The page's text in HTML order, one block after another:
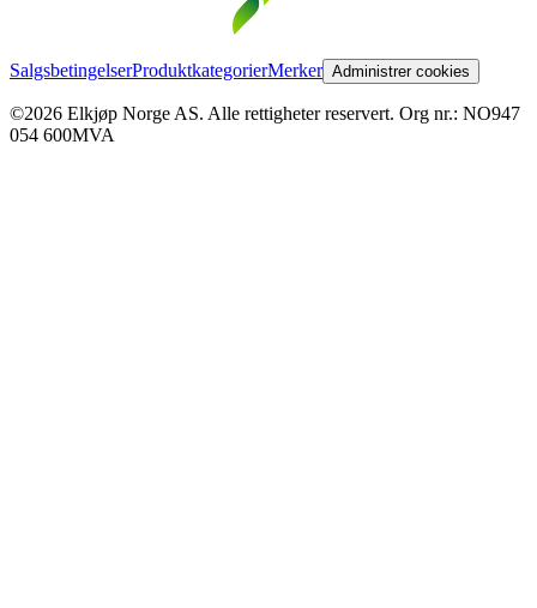
SalgsbetingelserProduktkategorierMerker Administrer cookies
©2026 Elkjøp Norge AS. Alle rettigheter reservert. Org nr.: NO947
054 600MVA